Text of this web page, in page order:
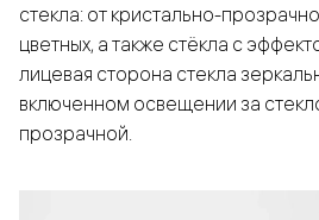
стекла: от кристально-
цветных, а также стёкла с
лицевая сторона стекла
включенном освещении за
прозрачной.